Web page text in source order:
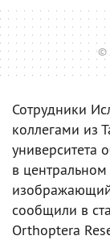
©
Сотрудники
коллегами из
университета
в
сообщили в
Orthoptera